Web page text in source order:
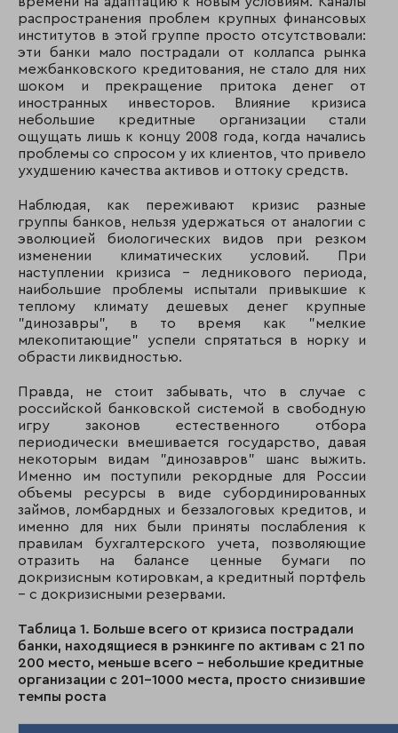
распространения проблем крупных финансовых
институтов в этой группе просто отсутствовали:
эти банки мало пострадали от коллапса рынка
межбанковского кредитования, не стало для них
шоком и прекращение притока денег от
иностранных инвесторов. Влияние кризиса
небольшие кредитные организации стали
ощущать лишь к концу 2008 года, когда начались
проблемы со спросом у их клиентов, что привело
ухудшению качества активов и оттоку средств.
Наблюдая, как переживают кризис разные
группы банков, нельзя удержаться от аналогии с
эволюцией биологических видов при резком
изменении климатических условий. При
наступлении кризиса – ледникового периода,
наибольшие проблемы испытали привыкшие к
теплому климату дешевых денег крупные
"динозавры", в то время как "мелкие
млекопитающие" успели спрятаться в норку и
обрасти ликвидностью.
Правда, не стоит забывать, что в случае с
российской банковской системой в свободную
игру законов естественного отбора
периодически вмешивается государство, давая
некоторым видам "динозавров" шанс выжить.
Именно им поступили рекордные для России
объемы ресурсы в виде субординированных
займов, ломбардных и беззалоговых кредитов, и
именно для них были приняты послабления к
правилам бухгалтерского учета, позволяющие
отразить на балансе ценные бумаги по
докризисным котировкам, а кредитный портфель
– с докризисными резервами.
Таблица 1. Больше всего от кризиса пострадали
банки, находящиеся в рэнкинге по активам с 21 по
200 место, меньше всего – небольшие кредитные
организации с 201-1000 места, просто снизившие
темпы роста